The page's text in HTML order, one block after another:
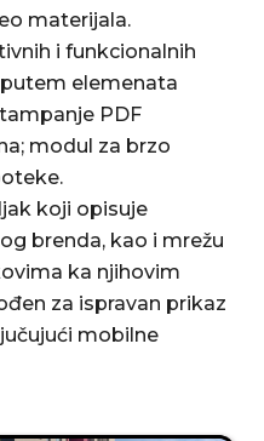
materijala.
i funkcionalnih
elemenata
PDF
modul za brzo
koji opisuje
brenda, kao i mrežu
ka njihovim
za ispravan prikaz
mobilne